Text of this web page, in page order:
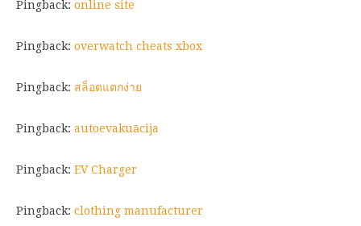
Pingback: online site
Pingback: overwatch cheats xbox
Pingback: สล็อตแตกง่าย
Pingback: autoevakuācija
Pingback: EV Charger
Pingback: clothing manufacturer